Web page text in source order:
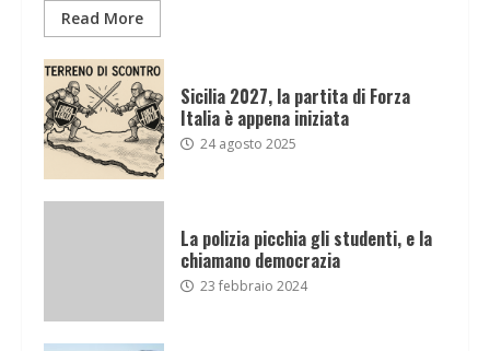
Read More
Sicilia 2027, la partita di Forza
Italia è appena iniziata
24 agosto 2025
La polizia picchia gli studenti, e la
chiamano democrazia
23 febbraio 2024